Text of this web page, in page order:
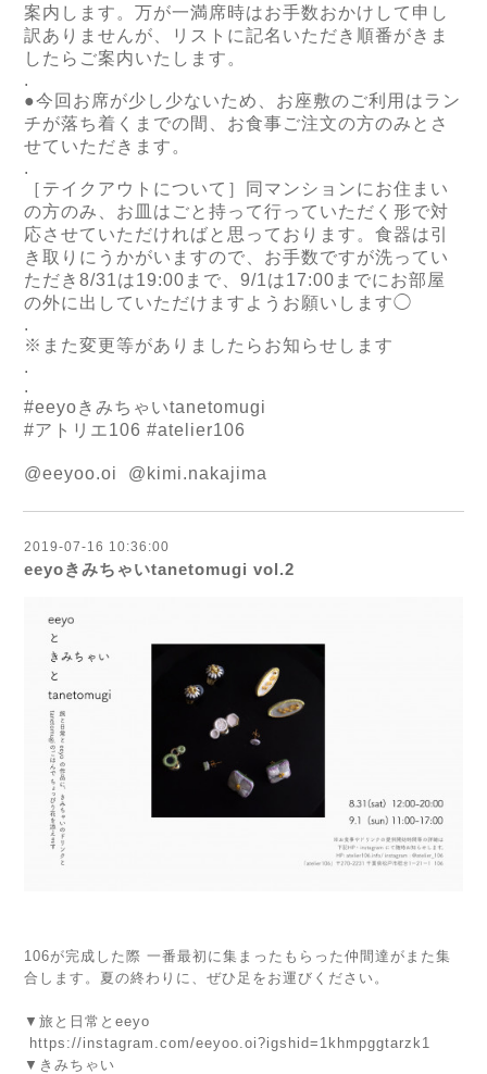
案内します。万が一満席時はお手数おかけして申し
訳ありませんが、リストに記名いただき順番がきま
したらご案内いたします。
.
●今回お席が少し少ないため、お座敷のご利用はラン
チが落ち着くまでの間、お食事ご注文の方のみとさ
せていただきます。
.
［テイクアウトについて］同マンションにお住まい
の方のみ、お皿はごと持って行っていただく形で対
応させていただければと思っております。食器は引
き取りにうかがいますので、お手数ですが洗ってい
ただき8/31は19:00まで、9/1は17:00までにお部屋
の外に出していただけますようお願いします◯
.
※また変更等がありましたらお知らせします
.
.
#eeyoきみちゃいtanetomugi
#アトリエ106 #atelier106
@eeyoo.oi @kimi.nakajima
2019-07-16 10:36:00
eeyoきみちゃいtanetomugi vol.2
106が完成した際 一番最初に集まったもらった仲間達がまた集
合します。夏の終わりに、ぜひ足をお運びください。
▼旅と日常とeeyo
https://instagram.com/eeyoo.oi?igshid=1khmpggtarzk1
▼きみちゃい